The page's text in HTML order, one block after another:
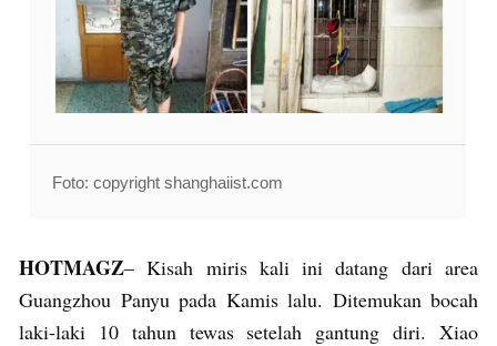
Foto: copyright shanghaiist.com
HOTMAGZ– Kisah miris kali ini datang dari area
Guangzhou Panyu pada Kamis lalu. Ditemukan bocah
laki-laki 10 tahun tewas setelah gantung diri. Xiao